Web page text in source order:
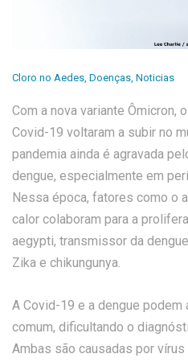
Cloro no Aedes, Doenças, Noticias
Com a nova variante Ômicron,
Covid-19 voltaram a subir no
pandemia ainda é agravada
dengue, especialmente em
Nessa época, fatores como o
calor colaboram para a
aegypti, transmissor da
Zika e chikungunya.
A Covid-19 e a dengue
comum, dificultando o
Ambas são causadas por